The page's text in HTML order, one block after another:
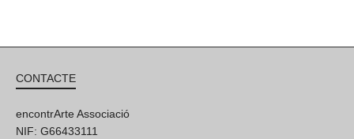
CONTACTE
encontrArte Associació
NIF: G66433111